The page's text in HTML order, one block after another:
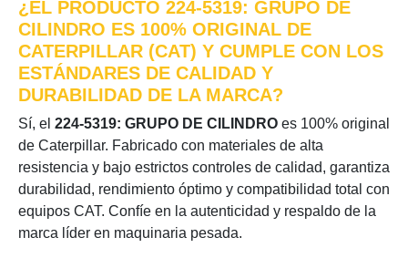
¿EL PRODUCTO 224-5319: GRUPO DE
CILINDRO ES 100% ORIGINAL DE
CATERPILLAR (CAT) Y CUMPLE CON LOS
ESTÁNDARES DE CALIDAD Y
DURABILIDAD DE LA MARCA?
Sí, el 224-5319: GRUPO DE CILINDRO es 100% original
de Caterpillar. Fabricado con materiales de alta
resistencia y bajo estrictos controles de calidad, garantiza
durabilidad, rendimiento óptimo y compatibilidad total con
equipos CAT. Confíe en la autenticidad y respaldo de la
marca líder en maquinaria pesada.